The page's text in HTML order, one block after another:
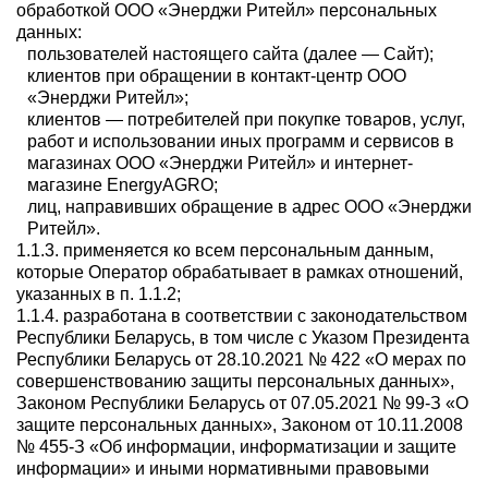
обработкой ООО «Энерджи Ритейл» персональных
данных:
пользователей настоящего сайта (далее — Сайт);
клиентов при обращении в контакт-центр ООО
«Энерджи Ритейл»;
клиентов — потребителей при покупке товаров, услуг,
работ и использовании иных программ и сервисов в
магазинах ООО «Энерджи Ритейл» и интернет-
магазине EnergyAGRO;
лиц, направивших обращение в адрес ООО «Энерджи
Ритейл».
1.1.3. применяется ко всем персональным данным,
которые Оператор обрабатывает в рамках отношений,
указанных в п. 1.1.2;
1.1.4. разработана в соответствии с законодательством
Республики Беларусь, в том числе с Указом Президента
Республики Беларусь от 28.10.2021 № 422 «О мерах по
совершенствованию защиты персональных данных»,
Законом Республики Беларусь от 07.05.2021 № 99-З «О
защите персональных данных», Законом от 10.11.2008
№ 455-З «Об информации, информатизации и защите
информации» и иными нормативными правовыми